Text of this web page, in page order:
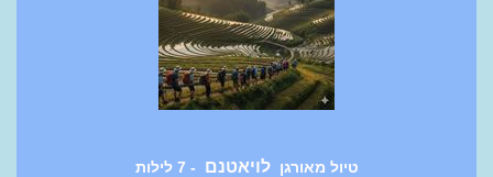
טיול מאורגןלויאטנם - 7 לילות